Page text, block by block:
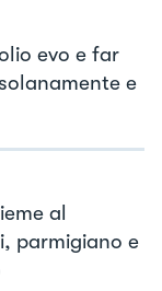
evo e far
e
al
parmigiano e